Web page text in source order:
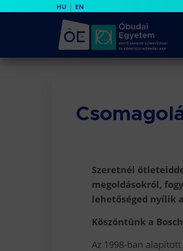
HU | EN
Szeretnél
megoldásokról,
lehetőséged nyílik
Köszöntünk a
Az 1998-ban